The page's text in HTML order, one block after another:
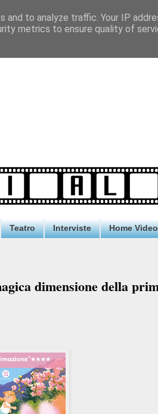
Teatro Interviste Home Video
dimensione della
to analyze traffic. Your IP
metrics to ensure quality of